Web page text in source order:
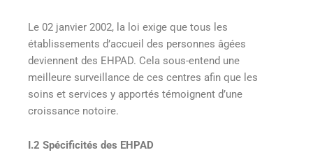
Le 02 janvier 2002, la loi exige que tous les
établissements d’accueil des personnes âgées
deviennent des EHPAD. Cela sous-entend une
meilleure surveillance de ces centres afin que les
soins et services y apportés témoignent d’une
croissance notoire.
I.2 Spécificités des EHPAD